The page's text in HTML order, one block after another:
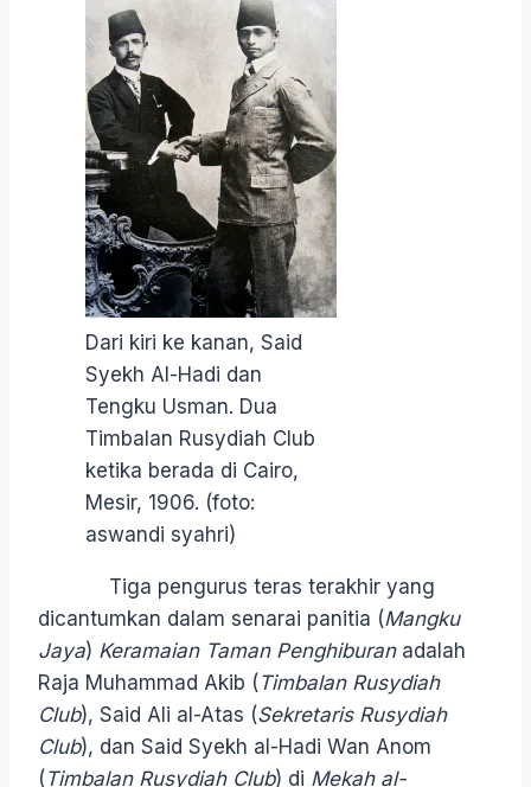
Dari kiri ke kanan, Said
Syekh Al-Hadi dan
Tengku Usman. Dua
Timbalan Rusydiah Club
ketika berada di Cairo,
Mesir, 1906. (foto:
aswandi syahri)
Tiga pengurus teras terakhir yang
dicantumkan dalam senarai panitia (Mangku
Jaya) Keramaian Taman Penghiburanadalah
Raja Muhammad Akib (Timbalan Rusydiah
Club), Said Ali al-Atas (Sekretaris Rusydiah
Club), dan Said Syekh al-Hadi Wan Anom
(Timbalan Rusydiah Club) di Mekah al-